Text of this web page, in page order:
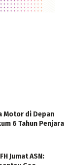
Motor di Depan
6 Tahun Penjara
Jumat ASN: